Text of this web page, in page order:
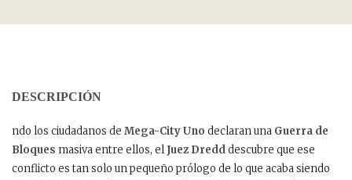
DESCRIPCIÓN
ndo los ciudadanos de Mega-City Uno declaran una Guerra de
Bloques masiva entre ellos, elJuez Dredddescubre que ese
conflicto es tan solo un pequeño prólogo de lo que acaba siendo